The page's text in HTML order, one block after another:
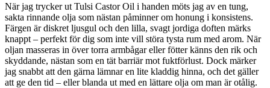
När jag trycker ut Tulsi Castor Oil i handen möts jag av en tung,
sakta rinnande olja som nästan påminner om honung i konsistens.
Färgen är diskret ljusgul och den lilla, svagt jordiga doften märks
knappt – perfekt för dig som inte vill störa tysta rum med arom. När
oljan masseras in över torra armbågar eller fötter känns den rik och
skyddande, nästan som en tät barriär mot fuktförlust. Dock märker
jag snabbt att den gärna lämnar en lite kladdig hinna, och det gäller
att ge den tid – eller blanda ut med en lättare olja om man är otålig.